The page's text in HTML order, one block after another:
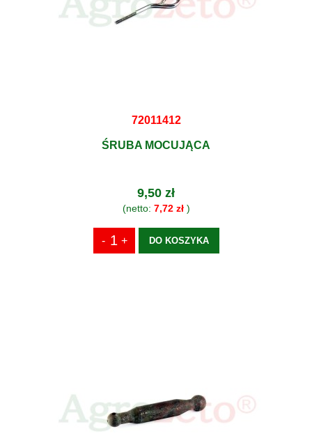
72011412
ŚRUBA MOCUJĄCA
9,50 zł
(netto: 7,72 zł)
DO KOSZYKA